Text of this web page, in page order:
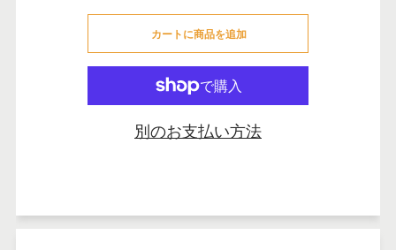
格
カートに商品を追加
別のお支払い方法